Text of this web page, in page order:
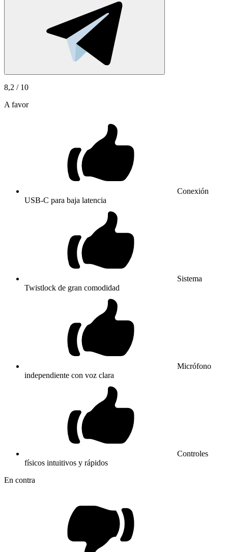
8,2 / 10
A favor
Conexión
USB-C para baja latencia
Sistema
Twistlock de gran comodidad
Micrófono
independiente con voz clara
Controles
físicos intuitivos y rápidos
En contra